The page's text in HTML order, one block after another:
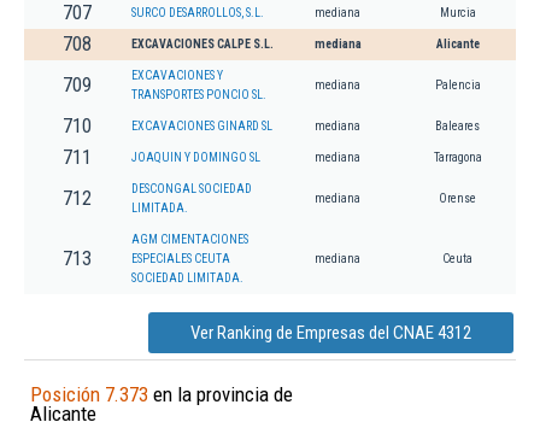
707 SURCO DESARROLLOS, S.L. mediana Murcia
708 EXCAVACIONES CALPE S.L. mediana Alicante
709
EXCAVACIONES Y
TRANSPORTES PONCIO SL.
mediana Palencia
710 EXCAVACIONES GINARD SL mediana Baleares
711 JOAQUIN Y DOMINGO SL mediana Tarragona
712
DESCONGAL SOCIEDAD
LIMITADA.
mediana Orense
713
AGM CIMENTACIONES
ESPECIALES CEUTA
SOCIEDAD LIMITADA.
mediana Ceuta
Ver Ranking de Empresas del CNAE 4312
Posición 7.373 en la provincia de
Alicante